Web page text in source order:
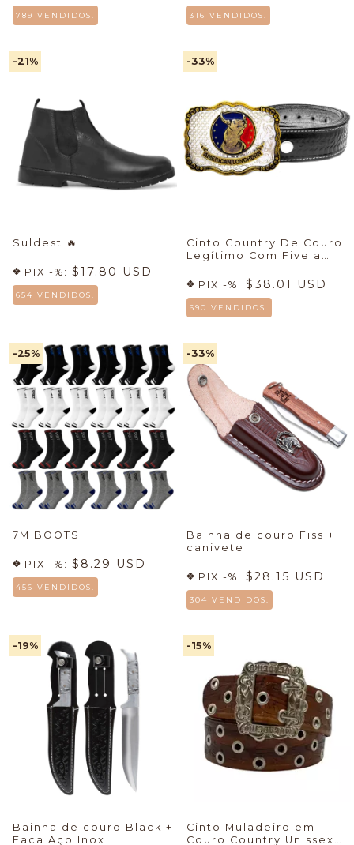
789 VENDIDOS. 316 VENDIDOS.
-21%
Suldest 🔥
PIX -%: $17.80 USD
654 VENDIDOS.
-33%
Cinto Country De Couro
Legítimo Com Fivela
PIX -%: $38.01 USD
690 VENDIDOS.
-25%
7M BOOTS
PIX -%: $8.29 USD
456 VENDIDOS.
-33%
Bainha de couro Fiss +
canivete
PIX -%: $28.15 USD
304 VENDIDOS.
-19%
Bainha de couro Black +
Faca Aço Inox
-15%
Cinto Muladeiro em
Couro Country Unissex